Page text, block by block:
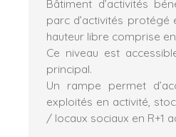
Bâtiment d’activités
parc d’activités protégé
hauteur libre comprise
Ce niveau est
principal.
Un rampe permet
exploités en activité,
/ locaux sociaux en R+1